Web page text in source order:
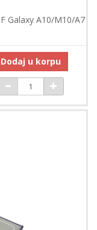
Galaxy A10/M10/A7
Dodaj u korpu